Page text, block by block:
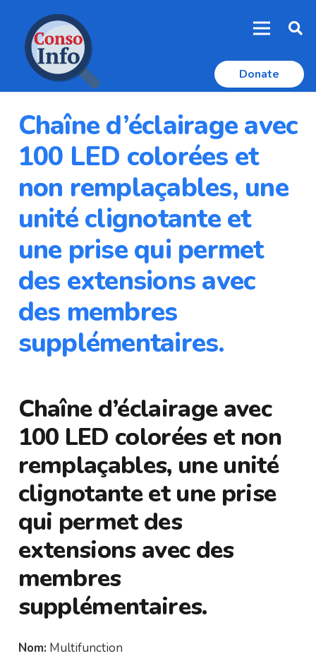
Donate
Chaîne d’éclairage avec
100 LED colorées et
non remplaçables, une
unité clignotante et
une prise qui permet
des extensions avec
des membres
supplémentaires.
Chaîne d’éclairage avec
100 LED colorées et non
remplaçables, une unité
clignotante et une prise
qui permet des
extensions avec des
membres
supplémentaires.
Nom: Multifunction